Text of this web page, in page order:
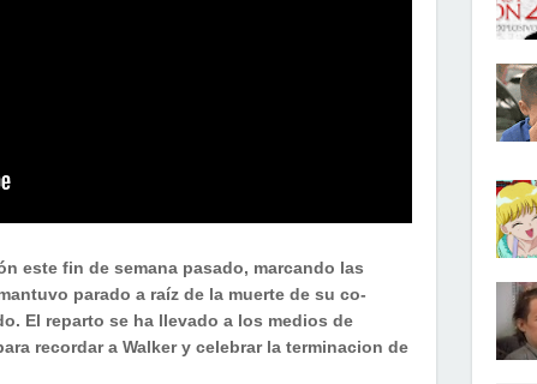
este fin de semana pasado, marcando las
parado a raíz de la muerte de su co-
El reparto se ha llevado a los medios de
recordar a Walker y celebrar la terminacion de